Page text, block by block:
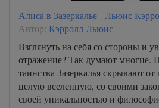
Алиса в Зазеркалье - Льюис
Автор: Кэрролл Льюис
Взглянуть на себя со стороны и
отражение? Так думают многие.
таинства Зазеркалья скрывают от
целую вселенную, со своими
своей уникальностью и